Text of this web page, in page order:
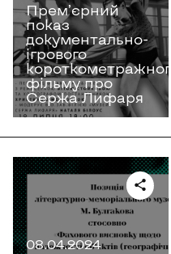
Премʼєрний
показ
документально-
ігрового
короткометражного
фільму про
Сержа Лифаря
08.04.2024